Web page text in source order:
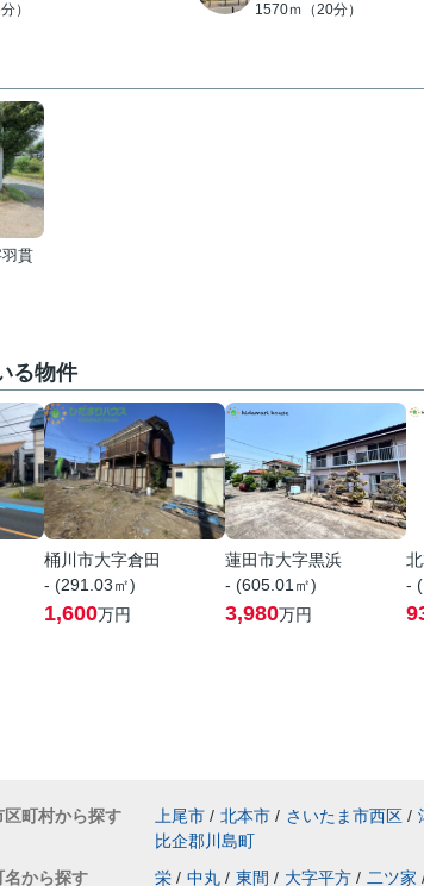
） 1570ｍ（20分）
貫
る物件
桶川市大字倉田
- (291.03㎡)
1,600万円
蓮田市大字黒浜
- (605.01㎡)
3,980万円
-
区町村から探す 上尾市 / 北本市 / さいたま市西区 /
比企郡川島町
名から探す
栄 / 中丸 / 東間 / 大字平方 / 二ツ家